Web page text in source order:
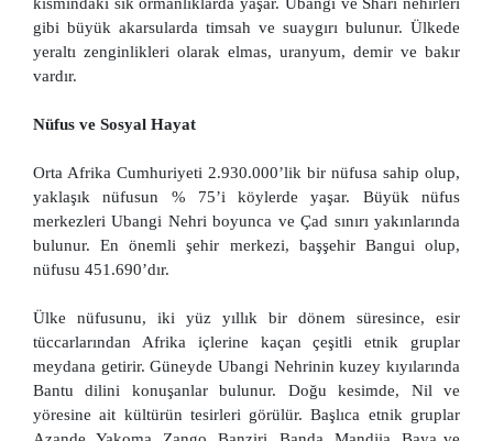
gibi büyük akarsularda timsah ve suaygırı bulunur. Ülkede
yeraltı zenginlikleri olarak elmas, uranyum, demir ve bakır
vardır.
Nüfus ve Sosyal Hayat
Orta Afrika Cumhuriyeti 2.930.000’lik bir nüfusa sahip olup,
yaklaşık nüfusun % 75’i köylerde yaşar. Büyük nüfus
merkezleri Ubangi Nehri boyunca ve Çad sınırı yakınlarında
bulunur. En önemli şehir merkezi, başşehir Bangui olup,
nüfusu 451.690’dır.
Ülke nüfusunu, iki yüz yıllık bir dönem süresince, esir
tüccarlarından Afrika içlerine kaçan çeşitli etnik gruplar
meydana getirir. Güneyde Ubangi Nehrinin kuzey kıyılarında
Bantu dilini konuşanlar bulunur. Doğu kesimde, Nil ve
yöresine ait kültürün tesirleri görülür. Başlıca etnik gruplar